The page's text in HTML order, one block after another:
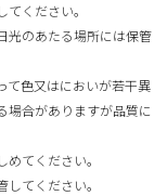
ください。
光のあたる場所には保管
て色又はにおいが若干異
場合がありますが品質に
てください。
てください。